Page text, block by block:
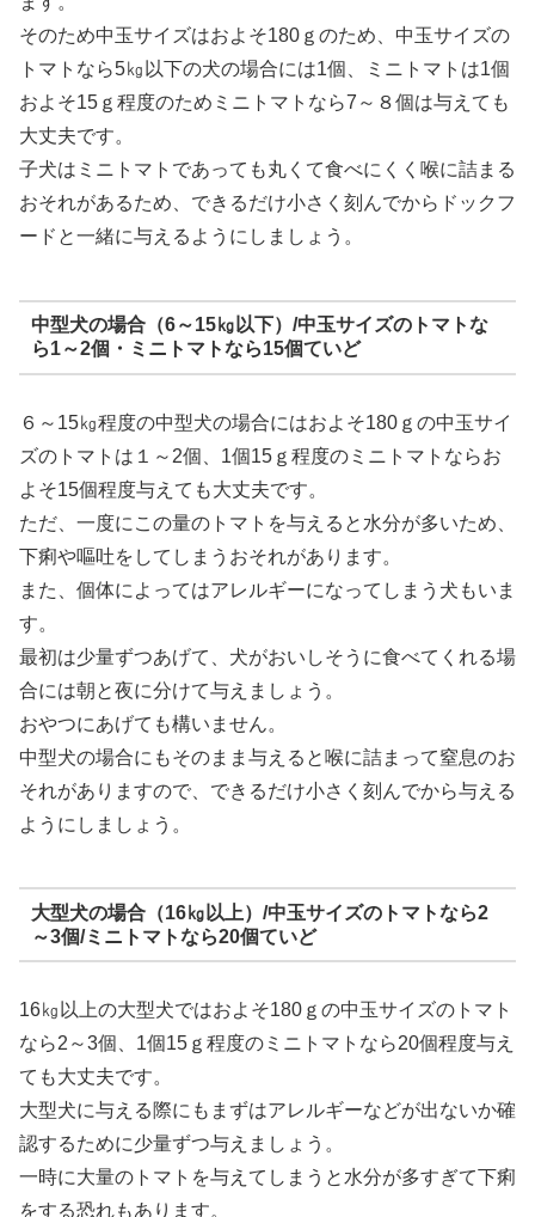
そのため中玉サイズはおよそ180ｇのため、中玉サイズの
トマトなら5㎏以下の犬の場合には1個、ミニトマトは1個
およそ15ｇ程度のためミニトマトなら7～８個は与えても
大丈夫です。
子犬はミニトマトであっても丸くて食べにくく喉に詰まる
おそれがあるため、できるだけ小さく刻んでからドックフ
ードと一緒に与えるようにしましょう。
中型犬の場合（6～15㎏以下）/中玉サイズのトマトな
ら1～2個・ミニトマトなら15個ていど
６～15㎏程度の中型犬の場合にはおよそ180ｇの中玉サイ
ズのトマトは１～2個、1個15ｇ程度のミニトマトならお
よそ15個程度与えても大丈夫です。
ただ、一度にこの量のトマトを与えると水分が多いため、
下痢や嘔吐をしてしまうおそれがあります。
また、個体によってはアレルギーになってしまう犬もいま
す。
最初は少量ずつあげて、犬がおいしそうに食べてくれる場
合には朝と夜に分けて与えましょう。
おやつにあげても構いません。
中型犬の場合にもそのまま与えると喉に詰まって窒息のお
それがありますので、できるだけ小さく刻んでから与える
ようにしましょう。
大型犬の場合（16㎏以上）/中玉サイズのトマトなら2
～3個/ミニトマトなら20個ていど
16㎏以上の大型犬ではおよそ180ｇの中玉サイズのトマト
なら2～3個、1個15ｇ程度のミニトマトなら20個程度与え
ても大丈夫です。
大型犬に与える際にもまずはアレルギーなどが出ないか確
認するために少量ずつ与えましょう。
一時に大量のトマトを与えてしまうと水分が多すぎて下痢
をする恐れもあります。